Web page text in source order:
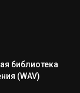
библиотека
(WAV)